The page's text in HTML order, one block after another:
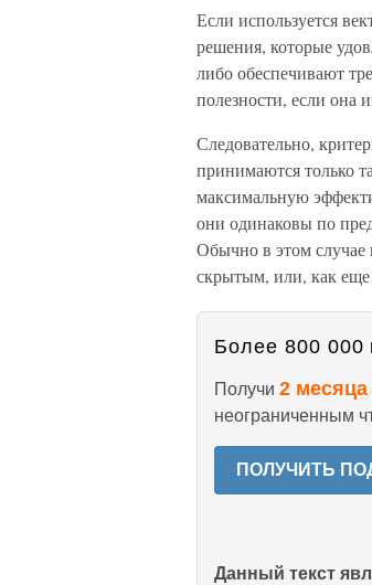
Если используется
решения, которые
либо обеспечивают
полезности, если она
Следовательно,
принимаются только
максимальную
они одинаковы по
Обычно в этом
скрытым, или, как еще
Более 800 000
Получи 2
неограниченным
ПОЛУЧИТЬ
Данный текст